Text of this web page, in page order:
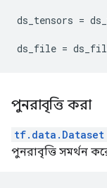
ds_tensors =
ds_file =
পুনরাবৃত্তি করা
tf.data.Dataset
পুনরাবৃত্তি সমর্থন